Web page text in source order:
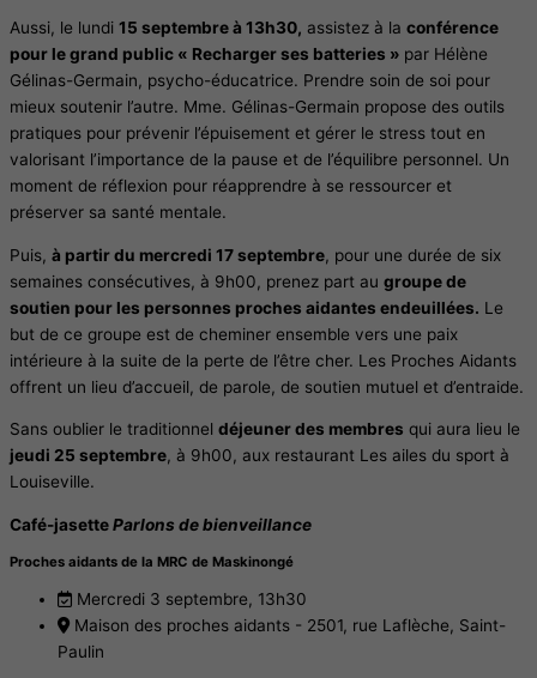
Aussi, le lundi 15 septembre à 13h30, assistez à la conférence
pour le grand public « Recharger ses batteries » par Hélène
Gélinas-Germain, psycho-éducatrice. Prendre soin de soi pour
mieux soutenir l’autre. Mme. Gélinas-Germain propose des outils
pratiques pour prévenir l’épuisement et gérer le stress tout en
valorisant l’importance de la pause et de l’équilibre personnel. Un
moment de réflexion pour réapprendre à se ressourcer et
préserver sa santé mentale.
Puis, à partir du mercredi 17 septembre, pour une durée de six
semaines consécutives, à 9h00, prenez part au groupe de
soutien pour les personnes proches aidantes endeuillées. Le
but de ce groupe est de cheminer ensemble vers une paix
intérieure à la suite de la perte de l’être cher. Les Proches Aidants
offrent un lieu d’accueil, de parole, de soutien mutuel et d’entraide.
Sans oublier le traditionnel déjeuner des membres qui aura lieu le
jeudi 25 septembre, à 9h00, aux restaurant Les ailes du sport à
Louiseville.
Café-jasetteParlons de bienveillance
Proches aidants de la MRC de Maskinongé
Mercredi 3 septembre, 13h30
Maison des proches aidants - 2501, rue Laflèche, Saint-
Paulin